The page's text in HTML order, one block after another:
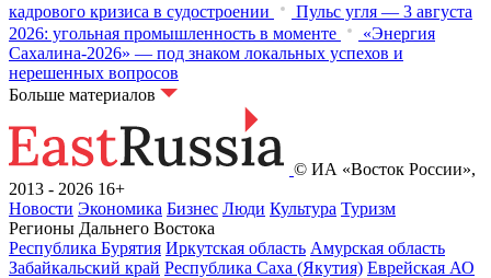
кадрового кризиса в судостроении
Пульс угля — 3 августа
2026: угольная промышленность в моменте
«Энергия
Сахалина-2026» — под знаком локальных успехов и
нерешенных вопросов
Больше материалов
© ИА «Восток России»,
2013 - 2026 16+
Новости Экономика Бизнес Люди Культура Туризм
Регионы Дальнего Востока
Республика Бурятия Иркутская область Амурская область
Забайкальский край Республика Саха (Якутия) Еврейская АО